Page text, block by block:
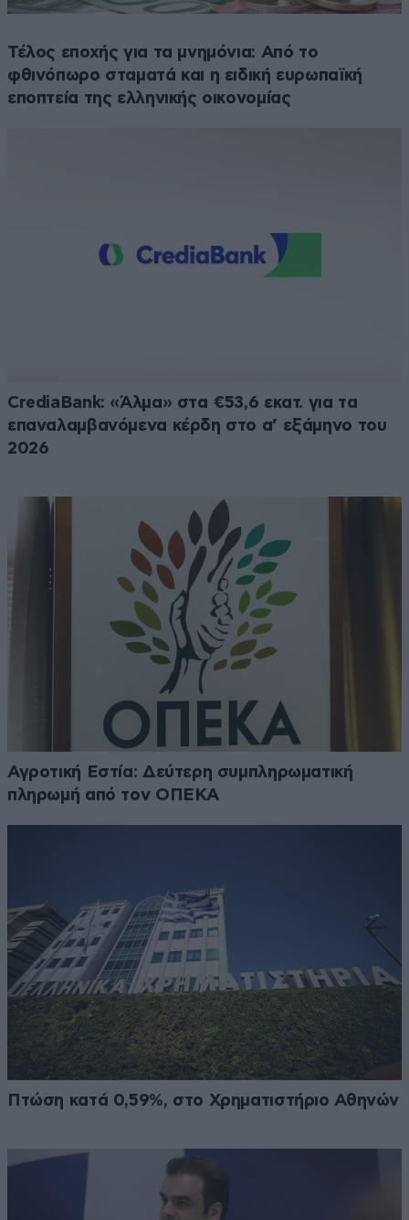
Τέλος εποχής για τα μνημόνια: Από το
φθινόπωρο σταματά και η ειδική ευρωπαϊκή
εποπτεία της ελληνικής οικονομίας
CrediaBank: «Άλμα» στα €53,6 εκατ. για τα
επαναλαμβανόμενα κέρδη στο α’ εξάμηνο του
2026
Αγροτική Εστία: Δεύτερη συμπληρωματική
πληρωμή από τον ΟΠΕΚΑ
Πτώση κατά 0,59%, στο Χρηματιστήριο Αθηνών